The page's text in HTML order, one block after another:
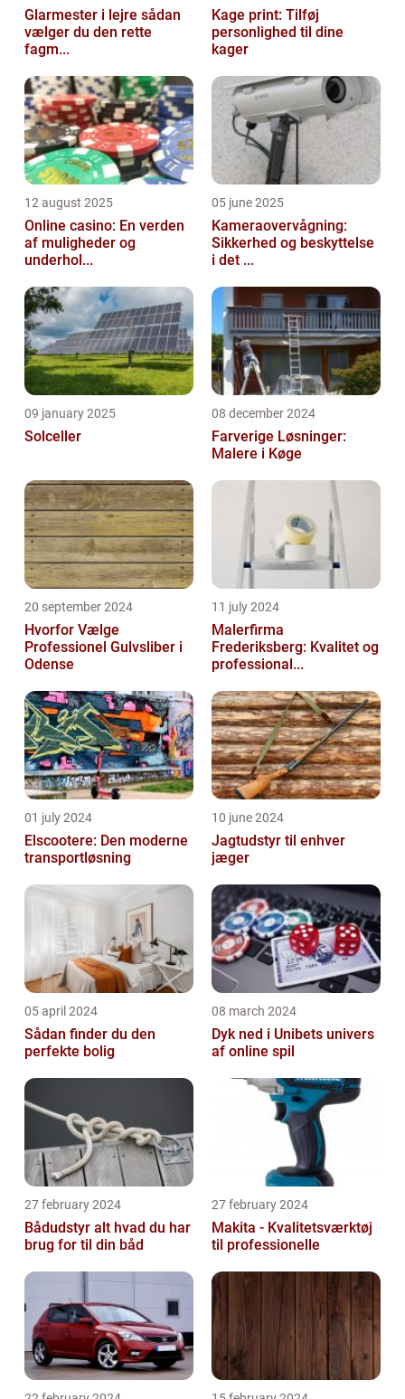
Glarmester i lejre sådan
vælger du den rette
fagm...
Kage print: Tilføj
personlighed til dine
kager
12 august 2025
Online casino: En verden
af muligheder og
underhol...
05 june 2025
Kameraovervågning:
Sikkerhed og beskyttelse
i det ...
09 january 2025
Solceller
08 december 2024
Farverige Løsninger:
Malere i Køge
20 september 2024
Hvorfor Vælge
Professionel Gulvsliber i
Odense
11 july 2024
Malerfirma
Frederiksberg: Kvalitet og
professional...
01 july 2024
Elscootere: Den moderne
transportløsning
10 june 2024
Jagtudstyr til enhver
jæger
05 april 2024
Sådan finder du den
perfekte bolig
08 march 2024
Dyk ned i Unibets univers
af online spil
27 february 2024
Bådudstyr alt hvad du har
brug for til din båd
27 february 2024
Makita - Kvalitetsværktøj
til professionelle